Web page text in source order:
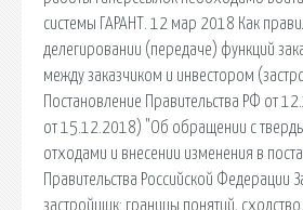
системы ГАРАНТ. 12 мар 2018 Как
делегировании (передаче) функций
между заказчиком и инвестором
Постановление Правительства РФ от
от 15.12.2018) "Об обращении с
отходами и внесении изменения в
Правительства Российской Федерации
застройщик: границы понятий,